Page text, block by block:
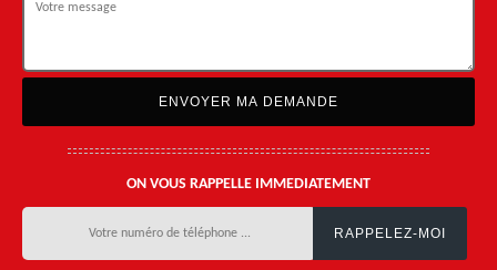
ON VOUS RAPPELLE IMMEDIATEMENT